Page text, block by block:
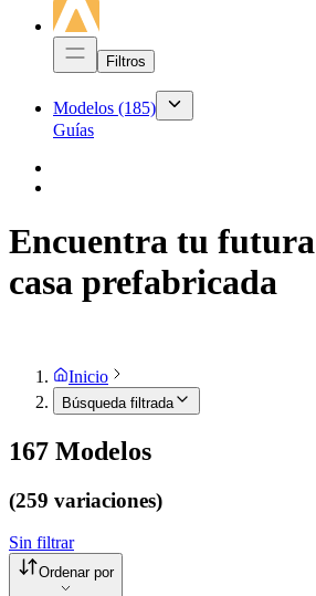
Filtros
Modelos (185)
Guías
Encuentra tu futura
casa prefabricada
Inicio
Búsqueda filtrada
167 Modelos
(259 variaciones)
Sin filtrar
Ordenar por